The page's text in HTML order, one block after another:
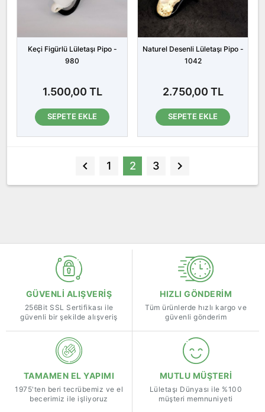
Keçi Figürlü Lületaşı Pipo -
980
1.500,00 TL
SEPETE EKLE
Naturel Desenli Lületaşı Pipo -
1042
2.750,00 TL
SEPETE EKLE
1 2 3
GÜVENLİ ALIŞVERİŞ
256Bit SSL Sertifikası ile
güvenli bir şekilde alışveriş
HIZLI GÖNDERİM
Tüm ürünlerde hızlı kargo ve
güvenli gönderim
TAMAMEN EL YAPIMI
1975'ten beri tecrübemiz ve el
becerimiz ile işliyoruz
MUTLU MÜŞTERİ
Lületaşı Dünyası ile %100
müşteri memnuniyeti